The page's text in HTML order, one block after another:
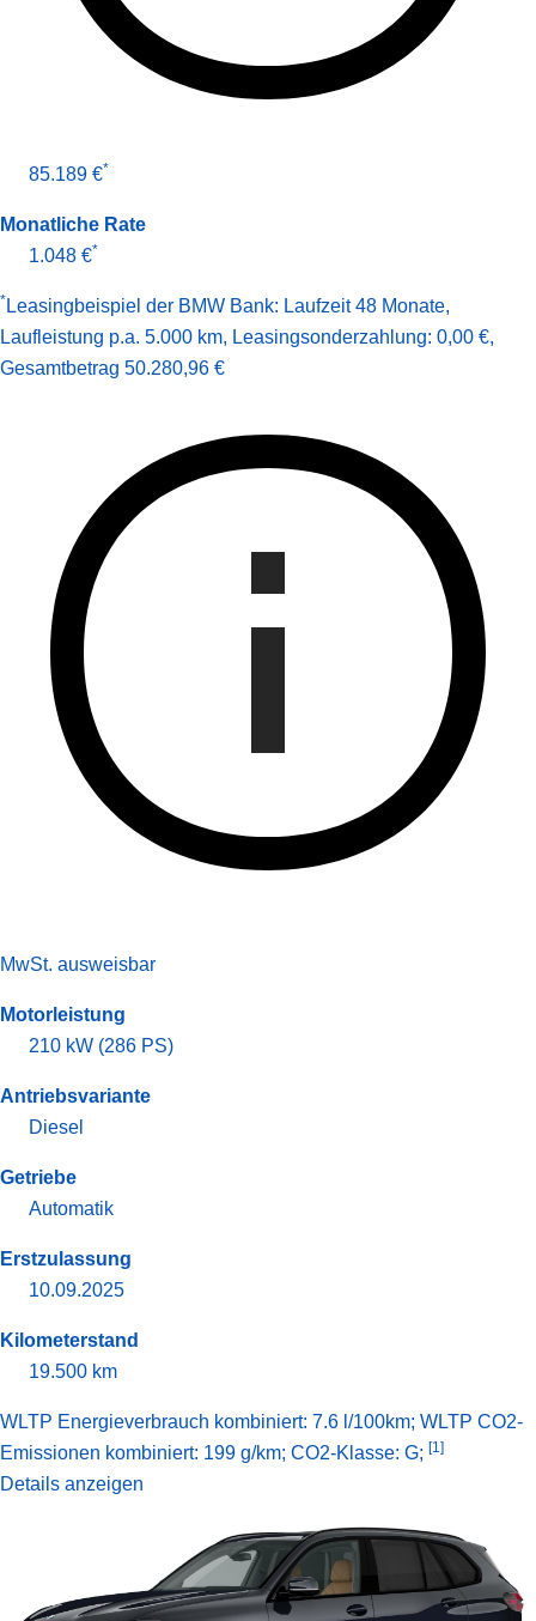
85.189 €*
Monatliche Rate
1.048 €*
* Leasingbeispiel der BMW Bank: Laufzeit 48 Monate,
Laufleistung p.a. 5.000 km, Leasingsonderzahlung: 0,00 €,
Gesamt­betrag 50.280,96 €
MwSt. ausweisbar
Motorleistung
210 kW (286 PS)
Antriebsvariante
Diesel
Getriebe
Automatik
Erstzulassung
10.09.2025
Kilometerstand
19.500 km
WLTP Energieverbrauch kombiniert: 7.6 l/100km; WLTP CO2-
Emissionen kombiniert: 199 g/km; CO2-Klasse: G; [1]
Details anzeigen